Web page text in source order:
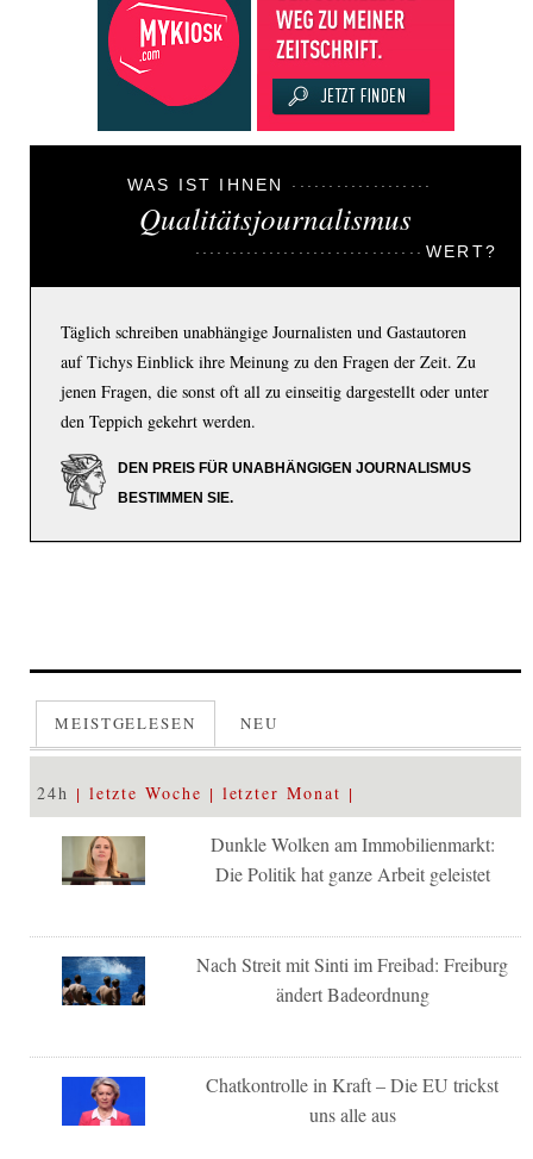
WAS IST IHNEN
Qualitätsjournalismus
WERT?
Täglich schreiben unabhängige Journalisten und Gastautoren
auf Tichys Einblick ihre Meinung zu den Fragen der Zeit. Zu
jenen Fragen, die sonst oft all zu einseitig dargestellt oder unter
den Teppich gekehrt werden.
DEN PREIS FÜR UNABHÄNGIGEN JOURNALISMUS
BESTIMMEN SIE.
MEISTGELESEN NEU
24h letzte Woche letzter Monat
Dunkle Wolken am Immobilienmarkt:
Die Politik hat ganze Arbeit geleistet
Nach Streit mit Sinti im Freibad: Freiburg
ändert Badeordnung
Chatkontrolle in Kraft – Die EU trickst
uns alle aus